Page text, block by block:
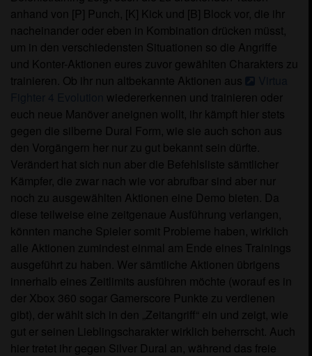
anhand von [P] Punch, [K] Kick und [B] Block vor, die ihr
nacheinander oder eben in Kombination drücken müsst,
um in den verschiedensten Situationen so die Angriffe
und Konter-Aktionen eures zuvor gewählten Charakters zu
trainieren. Ob ihr nun altbekannte Aktionen aus
wiedererkennen und trainieren oder
euch neue Manöver aneignen wollt, ihr kämpft hier stets
gegen die silberne Dural Form, wie sie auch schon aus
den Vorgängern her nur zu gut bekannt sein dürfte.
Verändert hat sich nun aber die Befehlsliste sämtlicher
Kämpfer, die zwar nach wie vor abrufbar sind aber nur
noch zu ausgewählten Aktionen eine Demo bieten. Da
diese teilweise eine zeitgenaue Ausführung verlangen,
könnten manche Spieler somit Probleme haben, wirklich
alle Aktionen zumindest einmal am Ende eines Trainings
ausgeführt zu haben. Wer sämtliche Aktionen übrigens
innerhalb eines Zeitlimits ausführen möchte (worauf es in
der Xbox 360 sogar Gamerscore Punkte zu verdienen
gibt), der wählt sich in den „Zeitangriff“ ein und zeigt, wie
gut er seinen Lieblingscharakter wirklich beherrscht. Auch
hier tretet ihr gegen Silver Dural an, während das freie